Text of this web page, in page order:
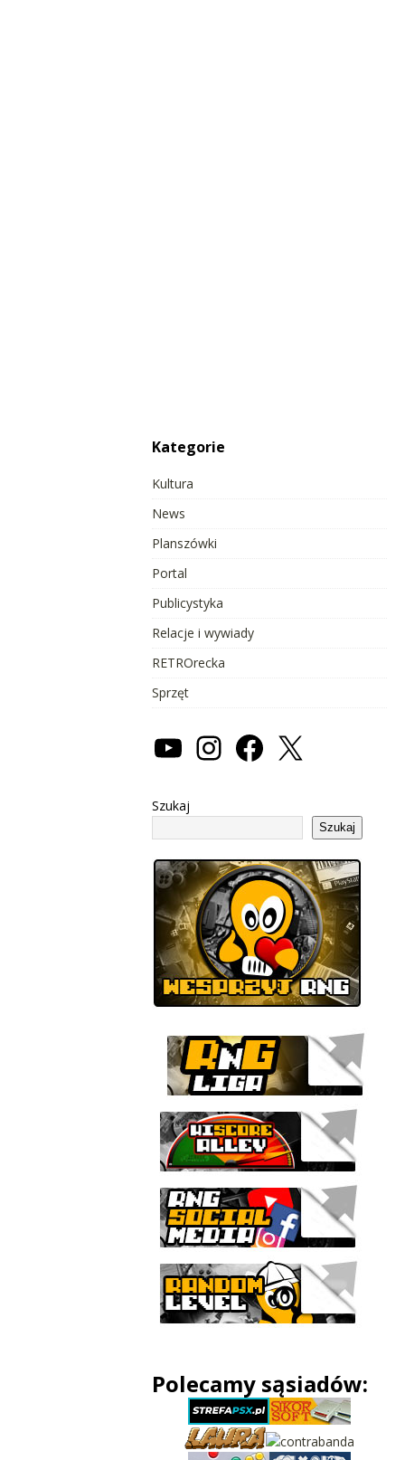
Kategorie
Kultura
News
Planszówki
Portal
Publicystyka
Relacje i wywiady
RETROrecka
Sprzęt
Szukaj
Szukaj
Polecamy sąsiadów: